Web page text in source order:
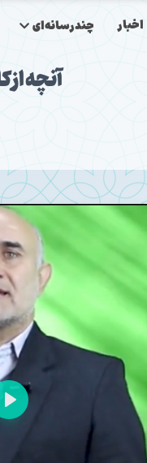
اخبار چندرسانه‌ای
آنچه
Play